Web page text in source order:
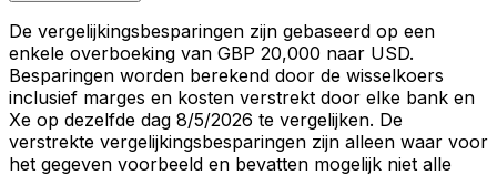
De vergelijkingsbesparingen zijn gebaseerd op een
enkele overboeking van GBP 20,000 naar USD.
Besparingen worden berekend door de wisselkoers
inclusief marges en kosten verstrekt door elke bank en
Xe op dezelfde dag 8/5/2026 te vergelijken. De
verstrekte vergelijkingsbesparingen zijn alleen waar voor
het gegeven voorbeeld en bevatten mogelijk niet alle